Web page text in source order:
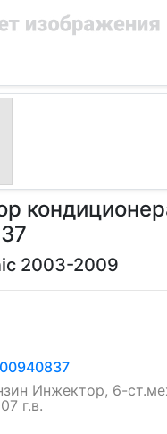
2003-2009
Инжектор, 6-
г.в.